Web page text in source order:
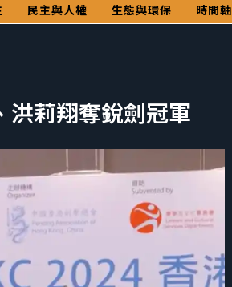
民主與人權 生態與環保 時間軸
洪莉翔奪銳劍冠軍